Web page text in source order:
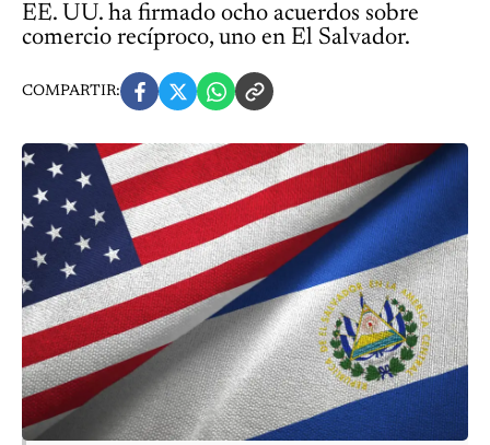
EE. UU. ha firmado ocho acuerdos sobre
comercio recíproco, uno en El Salvador.
COMPARTIR: